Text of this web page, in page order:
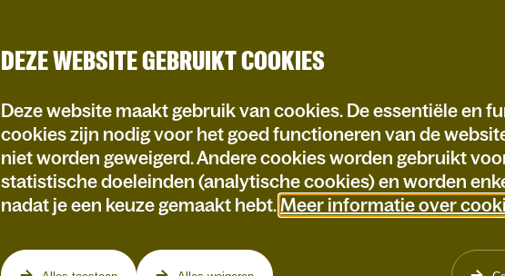
DEZE WEBSITE GEBRUIKT COOKIES
Deze website maakt gebruik van cookies. De essentiële en
cookies zijn nodig voor het goed functioneren van de
niet worden geweigerd. Andere cookies worden gebruikt
statistische doeleinden (analytische cookies) en worden
nadat je een keuze gemaakt hebt.Meer informatie over